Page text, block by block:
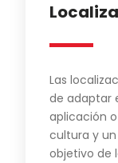
Las
de adaptar
aplicación
cultura y
objetivo de